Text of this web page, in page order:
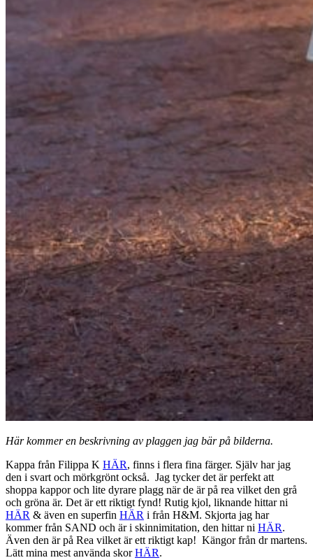
Här kommer en beskrivning av plaggen jag bär på bilderna.
Kappa från Filippa K HÄR, finns i flera fina färger. Själv har jag
den i svart och mörkgrönt också. Jag tycker det är perfekt att
shoppa kappor och lite dyrare plagg när de är på rea vilket den grå
och gröna är. Det är ett riktigt fynd! Rutig kjol, liknande hittar ni
HÄR & även en superfin HÄR i från H&M. Skjorta jag har
kommer från SAND och är i skinnimitation, den hittar ni HÄR.
Även den är på Rea vilket är ett riktigt kap! Kängor från dr martens.
Lätt mina mest använda skorHÄR.